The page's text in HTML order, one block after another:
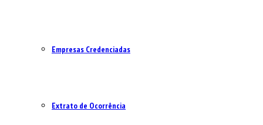
Empresas Credenciadas
Extrato de Ocorrência